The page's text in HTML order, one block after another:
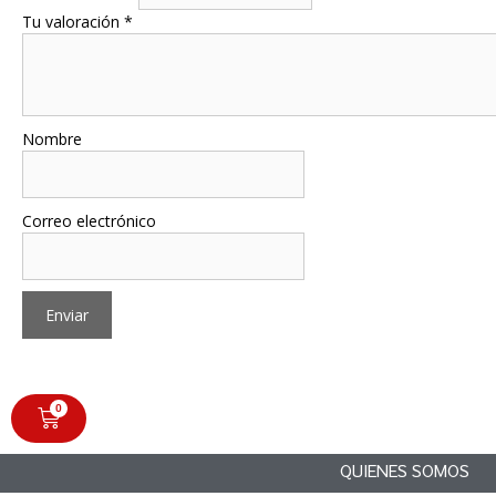
Tu valoración *
Nombre
Correo electrónico
0
QUIENES SOMOS